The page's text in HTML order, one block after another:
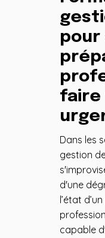
pour
faire
Dans les
gestion
d'une
l’état
capable